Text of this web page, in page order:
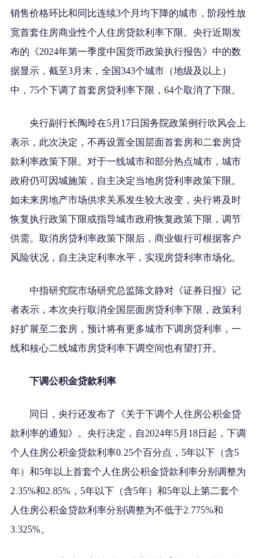
销售价格环比和同比连续3个月均下降的城市，阶段性放
宽首套住房商业性个人住房贷款利率下限。央行近期发
布的《2024年第一季度中国货币政策执行报告》中的数
据显示，截至3月末，全国343个城市（地级及以上）
中，75个下调了首套房贷利率下限，64个取消了下限。
央行副行长陶玲在5月17日国务院政策例行吹风会上
表示，此次决定，不再设置全国层面首套房和二套房贷
款利率政策下限。对于一线城市和部分热点城市，城市
政府仍可因城施策，自主决定当地房贷利率政策下限。
如未来房地产市场供求关系发生较大改变，央行将及时
恢复执行政策下限或指导城市政府恢复政策下限，调节
供需。取消房贷利率政策下限后，商业银行可根据客户
风险状况，自主决定利率水平，实现房贷利率市场化。
中指研究院市场研究总监陈文静对《证券日报》记
者表示，本次央行取消全国层面房贷利率下限，政策利
好扩展至二套房，预计将有更多城市下调房贷利率，一
线和核心二线城市房贷利率下调空间也有望打开。
下调公积金贷款利率
同日，央行还发布了《关于下调个人住房公积金贷
款利率的通知》。央行决定，自2024年5月18日起，下调
个人住房公积金贷款利率0.25个百分点，5年以下（含5
年）和5年以上首套个人住房公积金贷款利率分别调整为
2.35%和2.85%，5年以下（含5年）和5年以上第二套个
人住房公积金贷款利率分别调整为不低于2.775%和
3.325%。